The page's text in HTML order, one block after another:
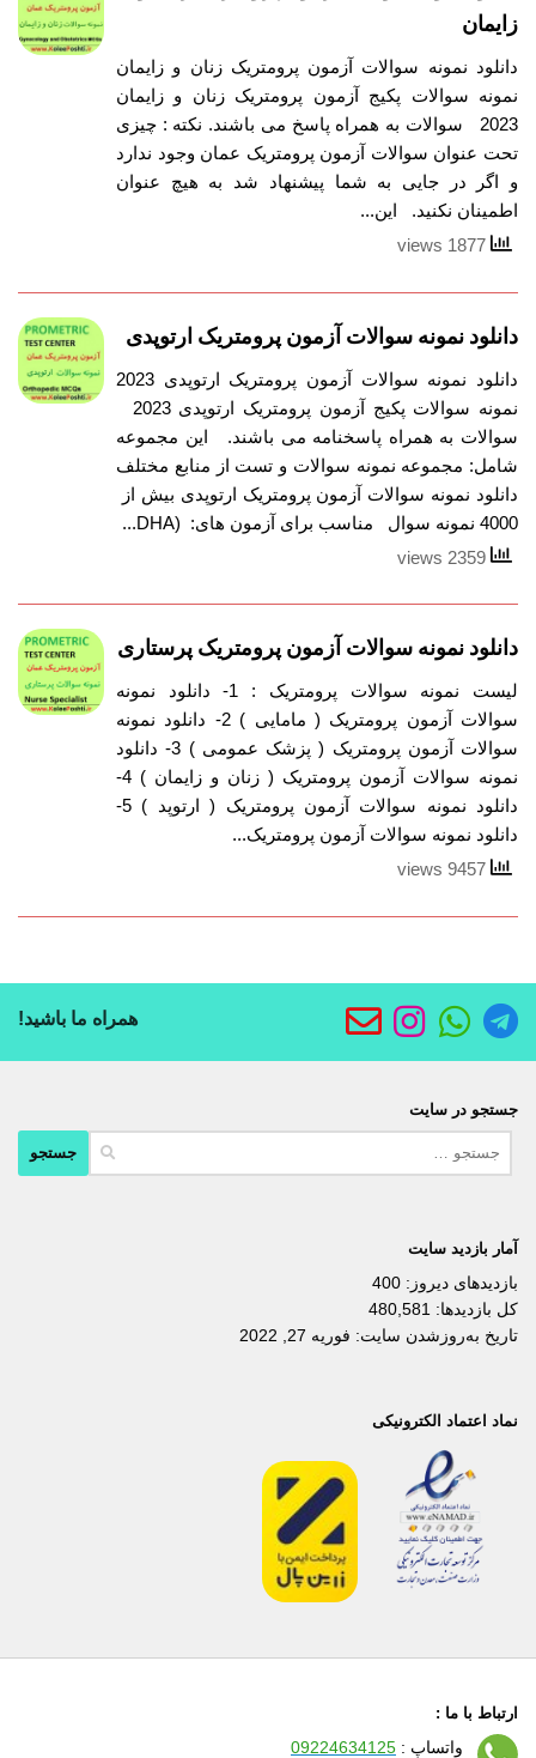
زایمان
دانلود نمونه سوالات آزمون پرومتریک زنان و زایمان
نمونه سوالات پکیج آزمون پرومتریک زنان و زایمان
2023 سوالات به همراه پاسخ می باشند. نکته : چیزی
تحت عنوان سوالات آزمون پرومتریک عمان وجود ندارد
و اگر در جایی به شما پیشنهاد شد به هیچ عنوان
اطمینان نکنید. این...
دانلود نمونه سوالات آزمون پرومتریک ارتوپدی
دانلود نمونه سوالات آزمون پرومتریک ارتوپدی 2023
سوالات به همراه پاسخنامه می باشند. این مجموعه
شامل: مجموعه نمونه سوالات و تست از منابع مختلف
دانلود نمونه سوالات آزمون پرومتریک ارتوپدی بیش از
4000 نمونه سوال مناسب برای آزمون های: (DHA...
دانلود نمونه سوالات آزمون پرومتریک پرستاری
لیست نمونه سوالات پرومتریک : 1- دانلود نمونه
سوالات آزمون پرومتریک ( مامایی ) 2- دانلود نمونه
سوالات آزمون پرومتریک ( پزشک عمومی ) 3- دانلود
نمونه سوالات آزمون پرومتریک ( زنان و زایمان ) 4-
دانلود نمونه سوالات آزمون پرومتریک ( ارتوپد ) 5-
دانلود نمونه سوالات آزمون پرومتریک...
همراه ما باشید!
جستجو در سایت
آمار بازدید سایت
بازدیدهای دیروز: 400
کل بازدیدها: 480,581
تاریخ به‌روزشدن سایت: فوریه 27, 2022
نماد اعتماد الکترونیکی
ارتباط با ما :
واتساپ : 09224634125